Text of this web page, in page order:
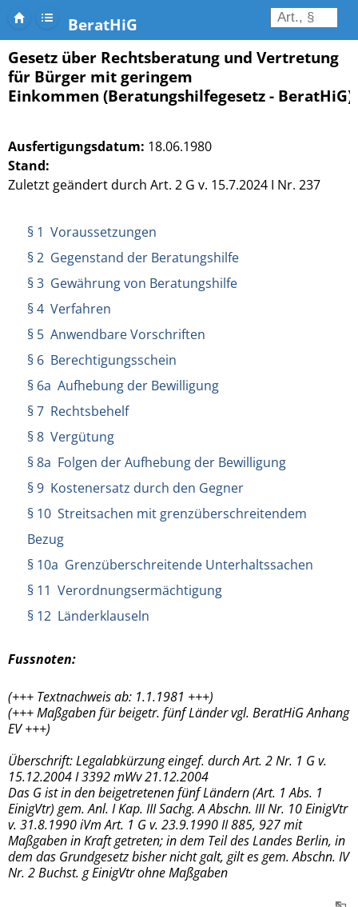
BeratHiG
Gesetz über Rechtsberatung und Vertretung
für Bürger mit geringem
Einkommen (Beratungshilfegesetz - BeratHiG)
Ausfertigungsdatum: 18.06.1980
Stand:
Zuletzt geändert durch Art. 2 G v. 15.7.2024 I Nr. 237
§ 1 Voraussetzungen
§ 2 Gegenstand der Beratungshilfe
§ 3 Gewährung von Beratungshilfe
§ 4 Verfahren
§ 5 Anwendbare Vorschriften
§ 6 Berechtigungsschein
§ 6a Aufhebung der Bewilligung
§ 7 Rechtsbehelf
§ 8 Vergütung
§ 8a Folgen der Aufhebung der Bewilligung
§ 9 Kostenersatz durch den Gegner
§ 10 Streitsachen mit grenzüberschreitendem
Bezug
§ 10a Grenzüberschreitende Unterhaltssachen
§ 11 Verordnungsermächtigung
§ 12 Länderklauseln
Fussnoten:
(+++ Textnachweis ab: 1.1.1981 +++)
(+++ Maßgaben für beigetr. fünf Länder vgl. BeratHiG Anhang
EV +++)
Überschrift: Legalabkürzung eingef. durch Art. 2 Nr. 1 G v.
15.12.2004 I 3392 mWv 21.12.2004
Das G ist in den beigetretenen fünf Ländern (Art. 1 Abs. 1
EinigVtr) gem. Anl. I Kap. III Sachg. A Abschn. III Nr. 10 EinigVtr
v. 31.8.1990 iVm Art. 1 G v. 23.9.1990 II 885, 927 mit
Maßgaben in Kraft getreten; in dem Teil des Landes Berlin, in
dem das Grundgesetz bisher nicht galt, gilt es gem. Abschn. IV
Nr. 2 Buchst. g EinigVtr ohne Maßgaben